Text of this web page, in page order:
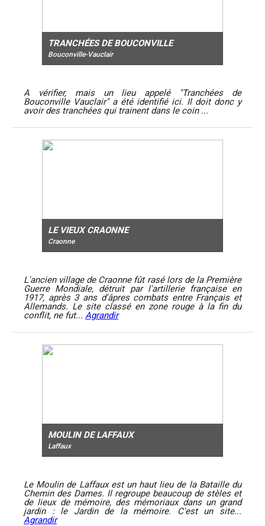
TRANCHÉES DE BOUCONVILLE
Bouconville-Vauclair
A vérifier, mais un lieu appelé "Tranchées de
Bouconville Vauclair" a été identifié ici. Il doit donc y
avoir des tranchées qui trainent dans le coin ...
LE VIEUX CRAONNE
Craonne
L'ancien village de Craonne fût rasé lors de la Première
Guerre Mondiale, détruit par l'artillerie française en
1917, après 3 ans d'âpres combats entre Français et
Allemands. Le site classé en zone rouge à la fin du
conflit, ne fut... Agrandir
MOULIN DE LAFFAUX
Laffaux
Le Moulin de Laffaux est un haut lieu de la Bataille du
Chemin des Dames. Il regroupe beaucoup de stèles et
de lieux de mémoire, des mémoriaux dans un grand
jardin : le Jardin de la mémoire. C'est un site...
Agrandir